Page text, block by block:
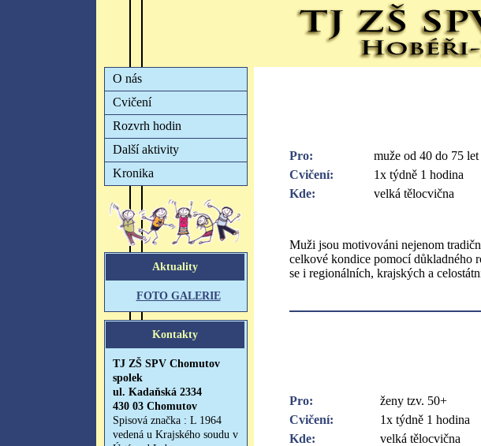
Pro:
muže od 40 do 75 let
Cvičení:
1x týdně 1 hodina
Kde:
velká tělocvična
Muži jsou motivováni nejenom
celkové kondice pomocí důkladného
se i regionálních, krajských a
Pro:
ženy tzv. 50+
Cvičení:
1x týdně 1 hodina
Kde:
velká tělocvična